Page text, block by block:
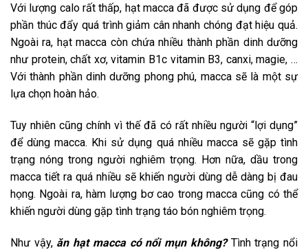
Với lượng calo rất thấp, hạt macca đã được sử dụng để góp
phần thúc đẩy quá trình giảm cân nhanh chóng đạt hiệu quả.
Ngoài ra, hạt macca còn chứa nhiều thành phần dinh dưỡng
như protein, chất xơ, vitamin B1c vitamin B3, canxi, magie, …
Với thành phần dinh dưỡng phong phú, macca sẽ là một sự
lựa chọn hoàn hảo.
Tuy nhiên cũng chính vì thế đã có rất nhiều người “lợi dụng”
để dùng macca. Khi sử dụng quá nhiều macca sẽ gặp tình
trạng nóng trong người nghiêm trọng. Hơn nữa, dầu trong
macca tiết ra quá nhiều sẽ khiến người dùng dễ dàng bị đau
họng. Ngoài ra, hàm lượng bơ cao trong macca cũng có thể
khiến người dùng gặp tình trạng táo bón nghiêm trọng.
Như vậy, ăn hạt macca có nổi mụn không? Tình trạng nổi